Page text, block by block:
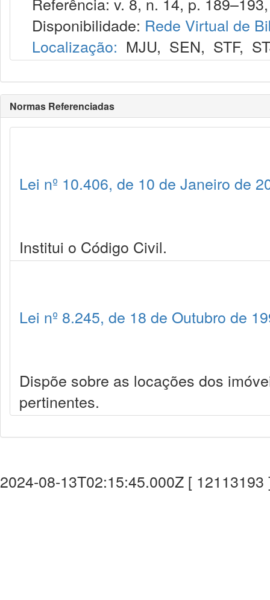
Disponibilidade: Rede Virtual de
Localização: MJU, SEN, STF,
Normas Referenciadas
Lei nº 10.406, de 10 de Janeiro de
Institui o Código Civil.
Lei nº 8.245, de 18 de Outubro de
Dispõe sobre as locações dos
pertinentes.
2024-08-13T02:15:45.000Z [ 12113193